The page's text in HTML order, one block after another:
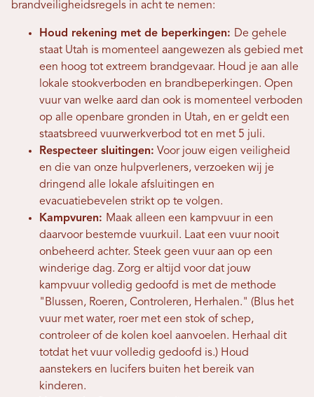
brandveiligheidsregels in acht te nemen:
Houd rekening met de beperkingen: De gehele
staat Utah is momenteel aangewezen als gebied met
een hoog tot extreem brandgevaar. Houd je aan alle
lokale stookverboden en brandbeperkingen. Open
vuur van welke aard dan ook is momenteel verboden
op alle openbare gronden in Utah, en er geldt een
staatsbreed vuurwerkverbod tot en met 5 juli.
Respecteer sluitingen: Voor jouw eigen veiligheid
en die van onze hulpverleners, verzoeken wij je
dringend alle lokale afsluitingen en
evacuatiebevelen strikt op te volgen.
Kampvuren: Maak alleen een kampvuur in een
daarvoor bestemde vuurkuil. Laat een vuur nooit
onbeheerd achter. Steek geen vuur aan op een
winderige dag. Zorg er altijd voor dat jouw
kampvuur volledig gedoofd is met de methode
"Blussen, Roeren, Controleren, Herhalen." (Blus het
vuur met water, roer met een stok of schep,
controleer of de kolen koel aanvoelen. Herhaal dit
totdat het vuur volledig gedoofd is.) Houd
aanstekers en lucifers buiten het bereik van
kinderen.